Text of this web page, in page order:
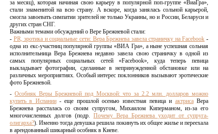
за месяц), которая начиная свою карьеру в популярной поп-группе «ВиаГра»,
стали знаменитой на всю страну. А вскоре, когда занялась сольной карьерой,
смогла завоевать симпатии зрителей не только Украины, но и России, Беларуси и
других стран СНГ.
Важными темами обсуждений о Вере Брежневой стали:
- PR, эротика и социальные сети: Вера Брежнева завела страничку на Facebook -
одна из екс-участниц популярной группы «ВИА Гра», а ныне успешная сольная
исполнительница Вера Брежнева недавно завела свою страничку в одной из
самых популярных социальных сетей «Facebook», куда теперь певица
выкладывает фотографии, сделанные в непринужденной обстановке или на
различных мероприятиях. Особый интерес поклонников вызывают эротические
фото Брежневой.
- Особняк Веры Брежневой под Москвой: что за 2.2 млн. долларов можно
купить в Испании- еще прошлой осенью известная певица и актрисаВера
Брежнева рассталась со своим супругом, Михаилом Киперманом, из-за его
многочисленных долгов (подр. Почему Вера Брежнева уходит от супруга-
олигарха?). Именно тогда девушка решила покинуть их общее жилье и переехала
в арендованный шикарный особняк в Киеве.